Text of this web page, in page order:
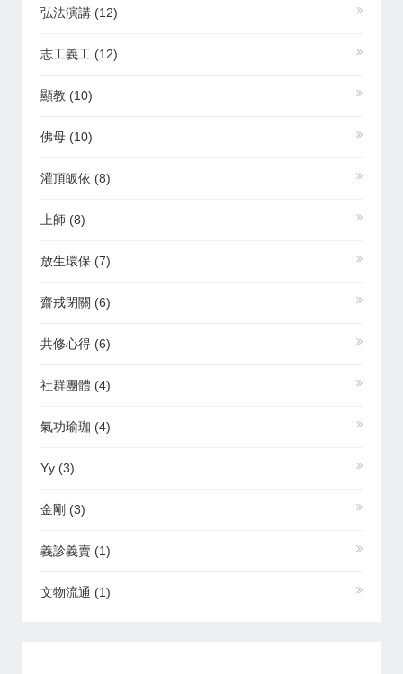
弘法演講 (12)
志工義工 (12)
顯教 (10)
佛母 (10)
灌頂皈依 (8)
上師 (8)
放生環保 (7)
齋戒閉關 (6)
共修心得 (6)
社群團體 (4)
氣功瑜珈 (4)
Yy (3)
金剛 (3)
義診義賣 (1)
文物流通 (1)